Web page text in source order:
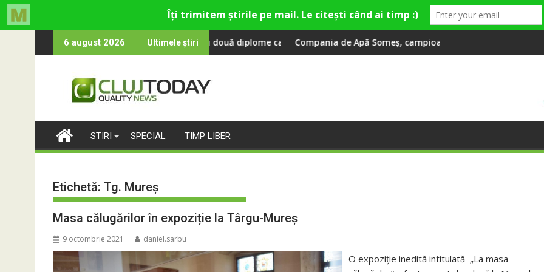
to
6 august 2026 Ultimele știri
Cine este fotbalistul cu două diplome care a învățat româna la 2 aniCompania de Apă Someș, campioană la dezvoltarea infrastructurii de apă și
STIRI SPECIAL TIMP LIBER
Etichetă: Tg. Mureș
Masa călugărilor în expoziție la Târgu-Mureș
9 octombrie 2021 daniel.sarbu
O expoziţie inedită intitulată „La masa